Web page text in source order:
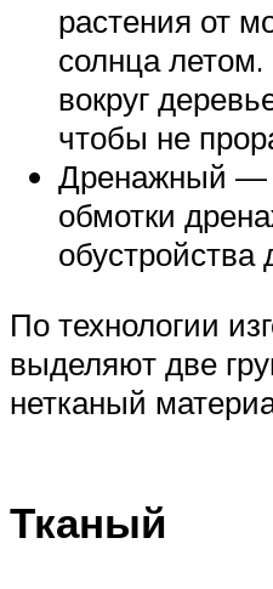
растения от
солнца
вокруг
чтобы не
Дренажный —
обмотки
обустройства
По технологии
выделяют две
нетканый
Тканый